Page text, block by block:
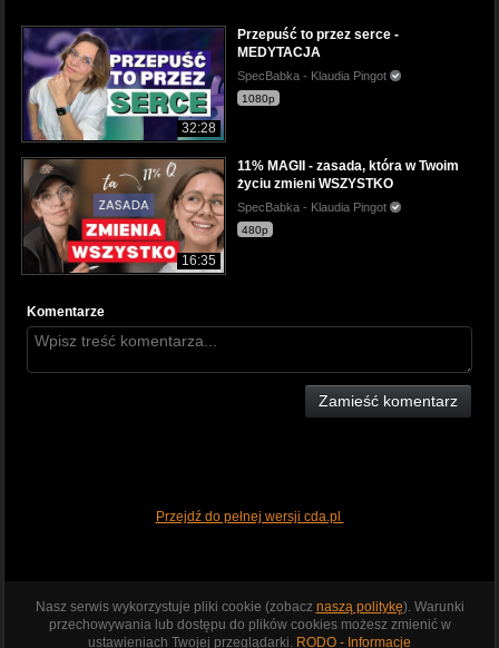
32:28
Przepuść to przez serce -
MEDYTACJA
SpecBabka - Klaudia Pingot
1080p
16:35
11% MAGII - zasada, która w Twoim
życiu zmieni WSZYSTKO
SpecBabka - Klaudia Pingot
480p
Komentarze
Zamieść komentarz
Przejdź do pełnej wersji cda.pl
Nasz serwis wykorzystuje pliki cookie (zobacz naszą politykę). Warunki
przechowywania lub dostępu do plików cookies możesz zmienić w
ustawieniach Twojej przeglądarki. RODO - Informacje